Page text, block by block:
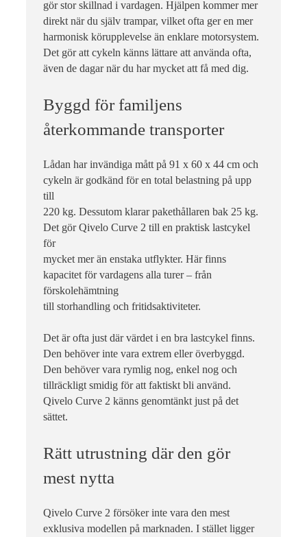
gör stor skillnad i vardagen. Hjälpen kommer mer
direkt när du själv trampar, vilket ofta ger en mer
harmonisk körupplevelse än enklare motorsystem.
Det gör att cykeln känns lättare att använda ofta,
även de dagar när du har mycket att få med dig.
Byggd för familjens
återkommande transporter
Lådan har invändiga mått på 91 x 60 x 44 cm och
cykeln är godkänd för en total belastning på upp
till
220 kg. Dessutom klarar pakethållaren bak 25 kg.
Det gör Qivelo Curve 2 till en praktisk lastcykel
för
mycket mer än enstaka utflykter. Här finns
kapacitet för vardagens alla turer – från
förskolehämtning
till storhandling och fritidsaktiviteter.
Det är ofta just där värdet i en bra lastcykel finns.
Den behöver inte vara extrem eller överbyggd.
Den behöver vara rymlig nog, enkel nog och
tillräckligt smidig för att faktiskt bli använd.
Qivelo Curve 2 känns genomtänkt just på det
sättet.
Rätt utrustning där den gör
mest nytta
Qivelo Curve 2 försöker inte vara den mest
exklusiva modellen på marknaden. I stället ligger